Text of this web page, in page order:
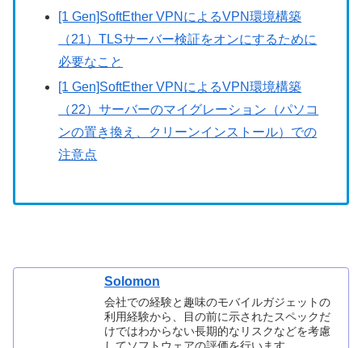
[1 Gen]SoftEther VPNによるVPN環境構築
（21）TLSサーバー検証をオンにするために
必要なこと
[1 Gen]SoftEther VPNによるVPN環境構築
（22）サーバーのマイグレーション（パソコ
ンの置き換え、クリーンインストール）での
注意点
Solomon
会社での経験と趣味のモバイルガジェットの
利用経験から、目の前に示されたスペックだ
けではわからない長期的なリスクなどを考慮